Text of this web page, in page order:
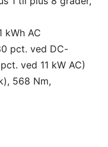
kWh AC
pct. ved DC-
pct. ved 11 kW AC)
568 Nm,